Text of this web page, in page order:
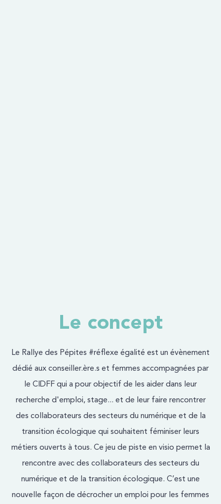
Le concept
Le Rallye des Pépites #réflexe égalité est un évènement
dédié aux conseiller.ère.s et femmes accompagnées par
le CIDFF qui a pour objectif de les aider dans leur
recherche d'emploi, stage... et de leur faire rencontrer
des collaborateurs des secteurs du numérique et de la
transition écologique qui souhaitent féminiser leurs
métiers ouverts à tous. Ce jeu de piste en visio permet la
rencontre avec des collaborateurs des secteurs du
numérique et de la transition écologique. C’est une
nouvelle façon de décrocher un emploi pour les femmes